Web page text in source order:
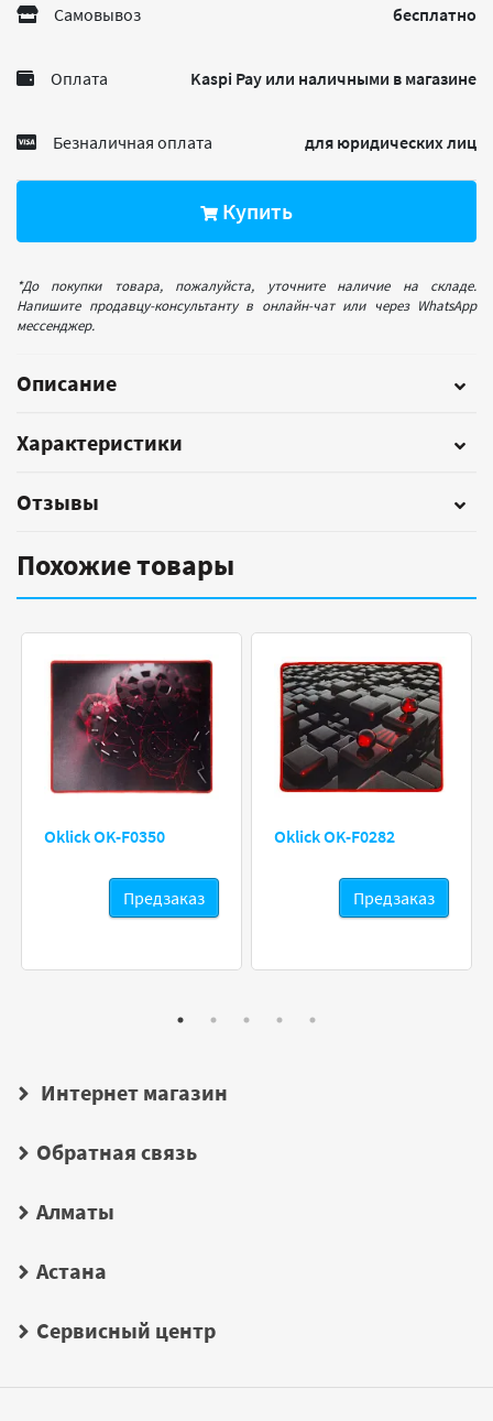
Самовывоз бесплатно
Оплата Kaspi Pay или наличными в магазине
Безналичная оплата для юридических лиц
Купить
*До покупки товара, пожалуйста, уточните наличие на складе.
Напишите продавцу-консультанту в онлайн-чат или через WhatsApp
мессенджер.
Описание
Характеристики
Отзывы
Похожие товары
Oklick OK-F0350
Предзаказ
Oklick OK-F0282
Предзаказ
Интернет магазин
Обратная связь
Алматы
Астана
Сервисный центр